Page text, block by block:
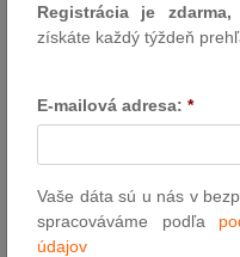
Číslo predpisu:
Registrácia je
získáte každý týždeň
E-mailová adresa: *
Vaše dáta sú u nás v
spracováváme podľa
údajov